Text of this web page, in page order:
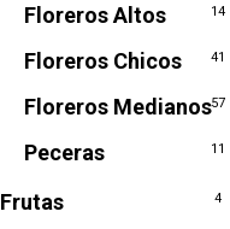
Floreros Altos 14
Floreros Chicos 41
Floreros Medianos57
Peceras 11
Frutas 4